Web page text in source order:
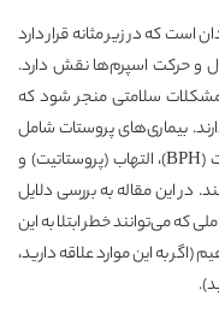
که در زیر مثانه قرار دارد
و حرکت اسپرم‌ها نقش دارد.
سلامتی منجر شود که
بیماری‌های پروستات شامل
بیماری‌های خوش‌خیم مانند بزرگ شدن پروستات (BPH)، التهاب (پروستاتیت) و
در این مقاله به بررسی دلایل
که می‌توانند خطر ابتلا به این
به این موارد علاقه دارید،